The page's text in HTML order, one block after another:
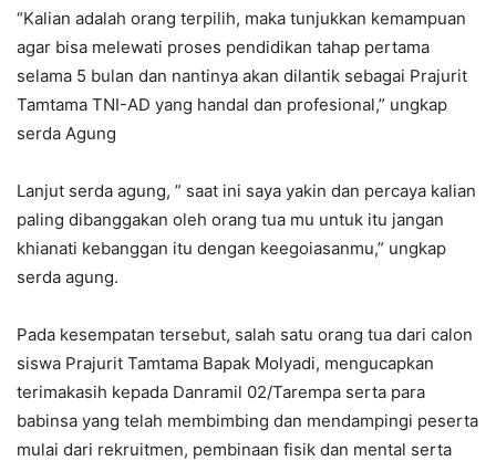
“Kalian adalah orang terpilih, maka tunjukkan kemampuan
agar bisa melewati proses pendidikan tahap pertama
selama 5 bulan dan nantinya akan dilantik sebagai Prajurit
Tamtama TNI-AD yang handal dan profesional,” ungkap
serda Agung
Lanjut serda agung, ” saat ini saya yakin dan percaya kalian
paling dibanggakan oleh orang tua mu untuk itu jangan
khianati kebanggan itu dengan keegoiasanmu,” ungkap
serda agung.
Pada kesempatan tersebut, salah satu orang tua dari calon
siswa Prajurit Tamtama Bapak Molyadi, mengucapkan
terimakasih kepada Danramil 02/Tarempa serta para
babinsa yang telah membimbing dan mendampingi peserta
mulai dari rekruitmen, pembinaan fisik dan mental serta